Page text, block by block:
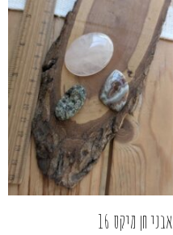
אבני חן מיקס 16